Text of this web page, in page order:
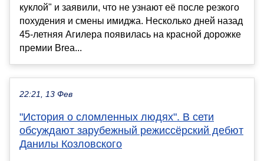
куклой" и заявили, что не узнают её после резкого
похудения и смены имиджа. Несколько дней назад
45-летняя Агилера появилась на красной дорожке
премии Brea...
22:21, 13 Фев
"История о сломленных людях". В сети
обсуждают зарубежный режиссёрский дебют
Данилы Козловского